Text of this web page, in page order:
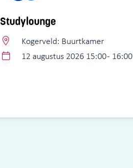
Studylounge
Kogerveld: Buurtkamer
12 augustus 2026 15:00 - 16:00